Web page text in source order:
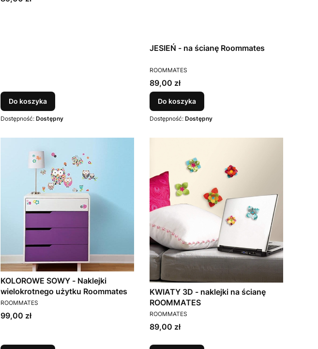
Do koszyka
Dostępność: Dostępny
JESIEŃ - na ścianę Roommates
PRODUCENT
ROOMMATES
Cena
89,00 zł
Do koszyka
Dostępność: Dostępny
KOLOROWE SOWY - Naklejki
wielokrotnego użytku Roommates
PRODUCENT
ROOMMATES
Cena
99,00 zł
KWIATY 3D - naklejki na ścianę
ROOMMATES
PRODUCENT
ROOMMATES
Cena
89,00 zł